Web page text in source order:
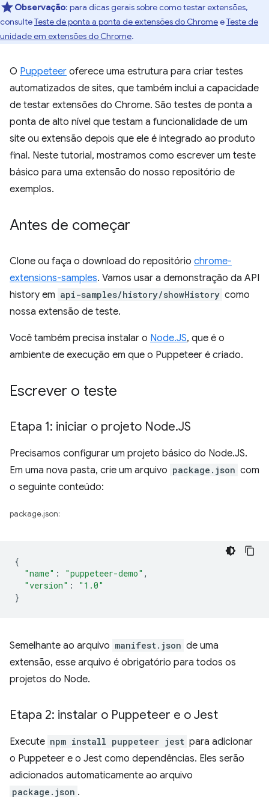
Observação: para dicas gerais sobre como testar extensões,
consulteTeste de ponta a ponta de extensões do ChromeeTeste de
unidade em extensões do Chrome.
O Puppeteer oferece uma estrutura para criar testes
automatizados de sites, que também inclui a capacidade
de testar extensões do Chrome. São testes de ponta a
ponta de alto nível que testam a funcionalidade de um
site ou extensão depois que ele é integrado ao produto
final. Neste tutorial, mostramos como escrever um teste
básico para uma extensão do nosso repositório de
exemplos.
Antes de começar
Clone ou faça o download do repositório chrome-
extensions-samples. Vamos usar a demonstração da API
history em api-samples/history/showHistory como
nossa extensão de teste.
Você também precisa instalar o Node.JS, que é o
ambiente de execução em que o Puppeteer é criado.
Escrever o teste
Etapa 1: iniciar o projeto Node.JS
Precisamos configurar um projeto básico do Node.JS.
Em uma nova pasta, crie um arquivo package.json com
o seguinte conteúdo:
package.json:
{
"name" : "puppeteer-demo" ,
"version" :
"1.0"
}
Semelhante ao arquivo manifest.json de uma
extensão, esse arquivo é obrigatório para todos os
projetos do Node.
Etapa 2: instalar o Puppeteer e o Jest
Execute npm install puppeteer jest para adicionar
o Puppeteer e o Jest como dependências. Eles serão
adicionados automaticamente ao arquivo
package.json .